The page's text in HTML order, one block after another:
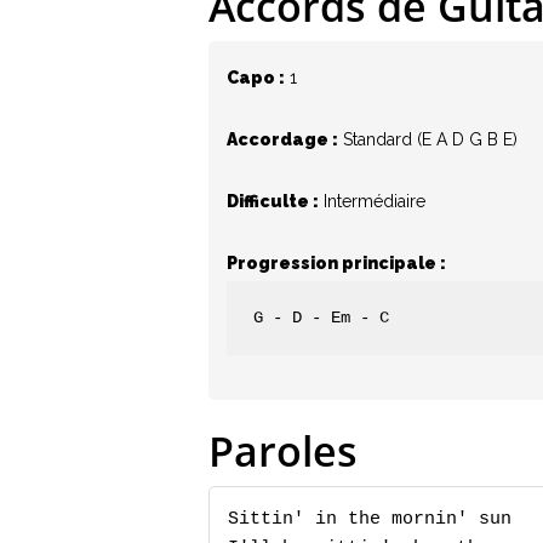
Hit enter to search or ESC to close
Capo : 1
Accordage : Standard (E A D G B E)
Difficulte : Intermédiaire
Progression principale :
G - D - Em - C
Paroles
Sittin' in the mornin' sun